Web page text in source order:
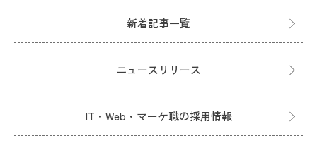
新着記事一覧
ニュースリリース
IT・Web・マーケ職の採用情報